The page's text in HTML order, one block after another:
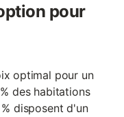
pour
optimal pour un
des habitations
disposent d'un